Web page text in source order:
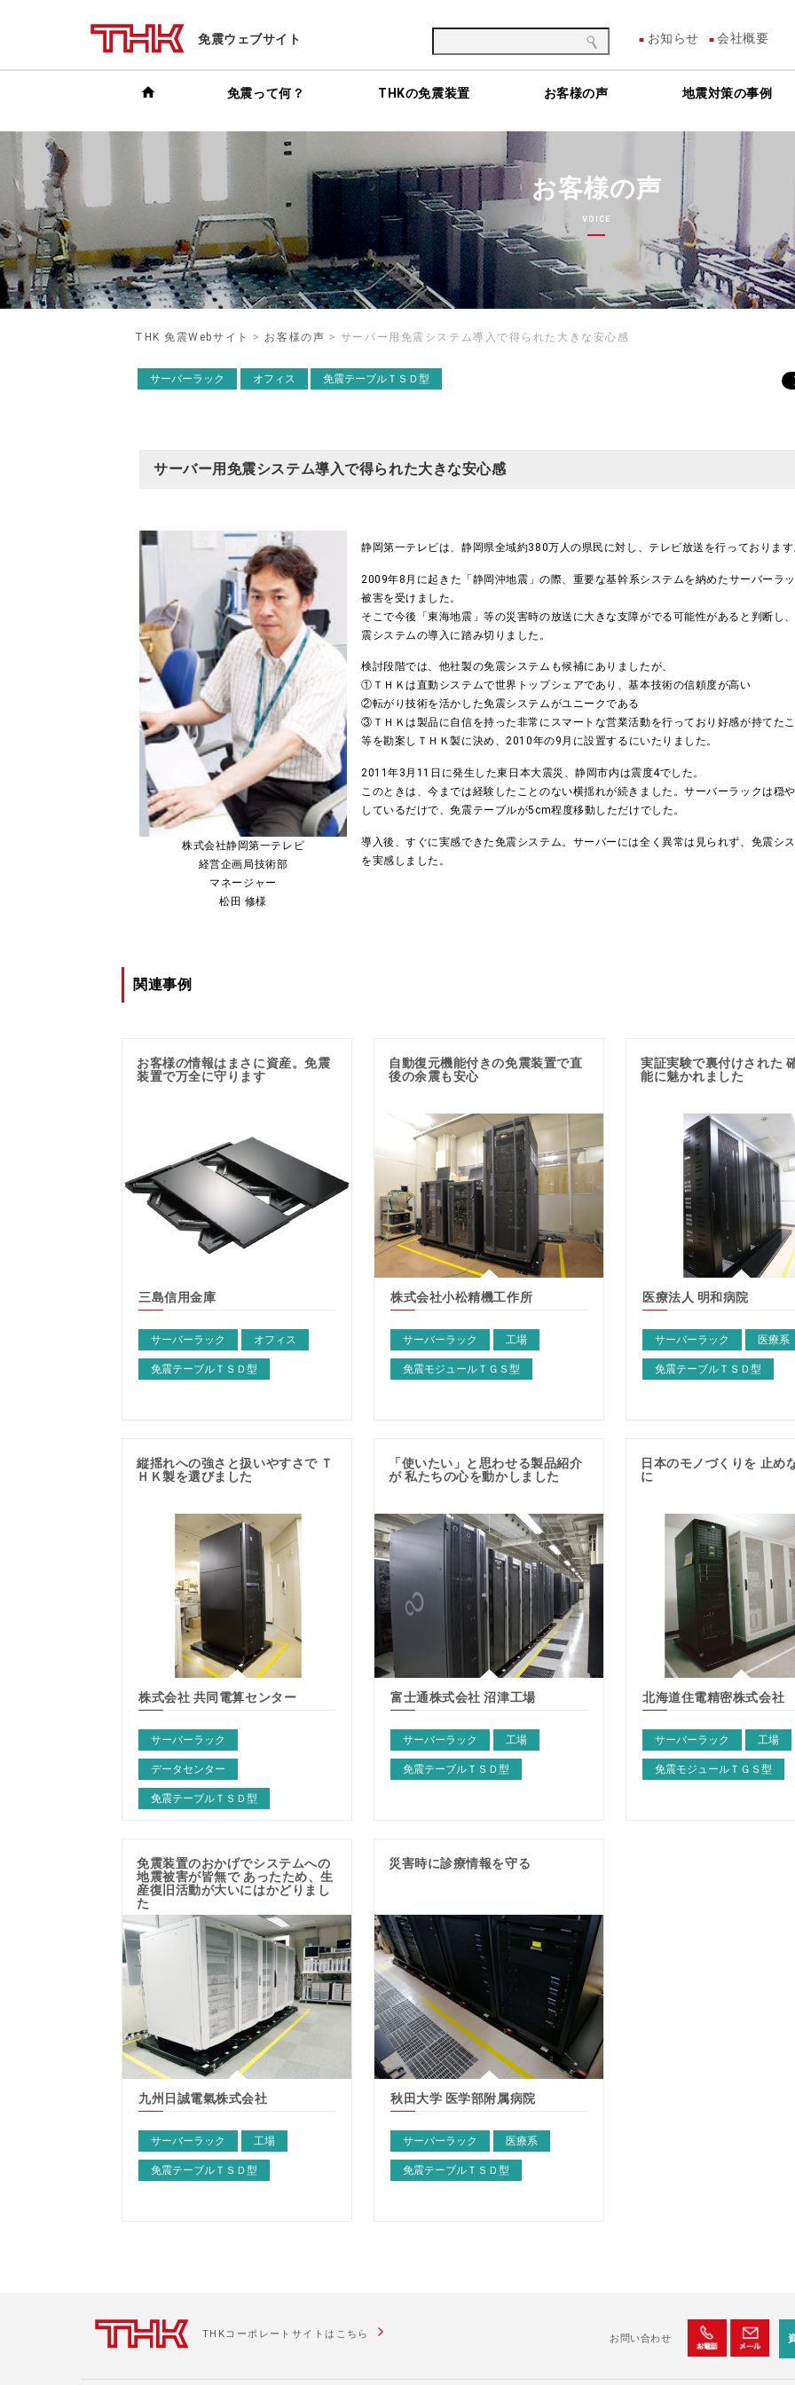
免震ウェブサイト お知らせ 会社概要
home 免震って何？ THKの免震装置 お客様の声 地震対策の事例
お客様の声
VOICE
THK 免震Webサイト > お客様の声 > サーバー用免震システム導入で得られた大きな安心感
サーバーラック オフィス 免震テーブルＴＳＤ型
サーバー用免震システム導入で得られた大きな安心感
株式会社静岡第一テレビ
経営企画局技術部
マネージャー
松田 修様
静岡第一テレビは、静岡県全域約380万人の県民に対し、テレビ放送を行っておりま
2009年8月に起きた「静岡沖地震」の際、重要な基幹系システムを納めたサーバーラ
被害を受けました。
そこで今後「東海地震」等の災害時の放送に大きな支障がでる可能性があると判断し
震システムの導入に踏み切りました。
検討段階では、他社製の免震システムも候補にありましたが、
①ＴＨＫは直動システムで世界トップシェアであり、基本技術の信頼度が高い
②転がり技術を活かした免震システムがユニークである
③ＴＨＫは製品に自信を持った非常にスマートな営業活動を行っており好感が持てた
等を勘案しＴＨＫ製に決め、2010年の9月に設置するにいたりました。
2011年3月11日に発生した東日本大震災、静岡市内は震度4でした。
このときは、今までは経験したことのない横揺れが続きました。サーバーラックは穏
しているだけで、免震テーブルが5cm程度移動しただけでした。
導入後、すぐに実感できた免震システム。サーバーには全く異常は見られず、免震シ
を実感しました。
関連事例
お客様の情報はまさに資産。免震
装置で万全に守ります
三島信用金庫
サーバーラック オフィス
免震テーブルＴＳＤ型
自動復元機能付きの免震装置で直
後の余震も安心
株式会社小松精機工作所
サーバーラック 工場
免震モジュールＴＧＳ型
実証実験で裏付けされた
能に魅かれました
医療法人 明和病院
サーバーラック 医療系
免震テーブルＴＳＤ型
縦揺れへの強さと扱いやすさで Ｔ
ＨＫ製を選びました
株式会社 共同電算センター
サーバーラック
データセンター
免震テーブルＴＳＤ型
「使いたい」と思わせる製品紹介
が 私たちの心を動かしました
富士通株式会社 沼津工場
サーバーラック 工場
免震テーブルＴＳＤ型
日本のモノづくりを 止め
に
北海道住電精密株式会社
サーバーラック 工場
免震モジュールＴＧＳ型
免震装置のおかげでシステムへの
地震被害が皆無で あったため、生
産復旧活動が大いにはかどりまし
た
九州日誠電氣株式会社
サーバーラック 工場
免震テーブルＴＳＤ型
災害時に診療情報を守る
秋田大学 医学部附属病院
サーバーラック 医療系
免震テーブルＴＳＤ型
THKコーポレートサイトはこちら arrow_forward_ios
お問い合わせ